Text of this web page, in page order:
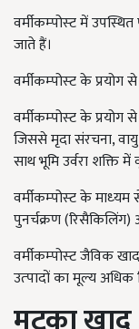
वर्मीकम्‍पोस्‍ट में
जाते हैं।
वर्मीकम्‍पोस्‍ट के प्रयोग
वर्मीकम्‍पोस्‍ट के प्रयोग
जिससे मृदा संरचना,
साथ भूमि उर्वरा शक्ति में
वर्मीकम्‍पोस्‍ट के
पुनर्चक्रण (रिसैकिलिंग)
वर्मीकम्‍पोस्‍ट जैविक
उत्‍पादों का मूल्‍य अधिक